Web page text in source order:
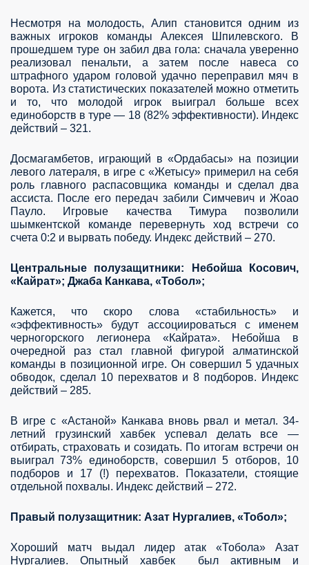
Несмотря на молодость, Алип становится одним из
важных игроков команды Алексея Шпилевского. В
прошедшем туре он забил два гола: сначала уверенно
реализовал пенальти, а затем после навеса со
штрафного ударом головой удачно переправил мяч в
ворота. Из статистических показателей можно отметить
и то, что молодой игрок выиграл больше всех
единоборств в туре — 18 (82% эффективности). Индекс
действий – 321.
Досмагамбетов, играющий в «Ордабасы» на позиции
левого латераля, в игре с «Жетысу» примерил на себя
роль главного распасовщика команды и сделал два
ассиста. После его передач забили Симчевич и Жоао
Пауло. Игровые качества Тимура позволили
шымкентской команде перевернуть ход встречи со
счета 0:2 и вырвать победу. Индекс действий – 270.
Центральные полузащитники: Небойша Косович,
«Кайрат»; Джаба Канкава, «Тобол»;
Кажется, что скоро слова «стабильность» и
«эффективность» будут ассоциироваться с именем
черногорского легионера «Кайрата». Небойша в
очередной раз стал главной фигурой алматинской
команды в позиционной игре. Он совершил 5 удачных
обводок, сделал 10 перехватов и 8 подборов. Индекс
действий – 285.
В игре с «Астаной» Канкава вновь рвал и метал. 34-
летний грузинский хавбек успевал делать все —
отбирать, страховать и созидать. По итогам встречи он
выиграл 73% единоборств, совершил 5 отборов, 10
подборов и 17 (!) перехватов. Показатели, стоящие
отдельной похвалы. Индекс действий – 272.
Правый полузащитник: Азат Нургалиев, «Тобол»;
Хороший матч выдал лидер атак «Тобола» Азат
Нургалиев. Опытный хавбек
был активным и